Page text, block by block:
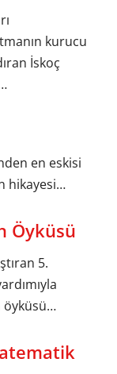
kurucu
İskoç
en eskisi
hikayesi…
Öyküsü
5.
öyküsü…